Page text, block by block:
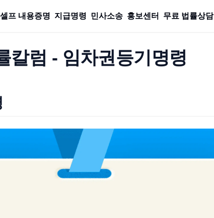
셀프 내용증명 지급명령 민사소송 홍보센터 무료 법률상담
칼럼 - 임차권등기명령